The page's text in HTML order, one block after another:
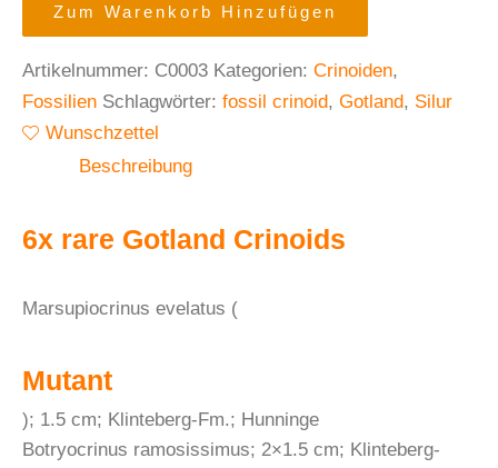
Zum Warenkorb Hinzufügen
Artikelnummer: C0003 Kategorien: Crinoiden,
Fossilien Schlagwörter: fossil crinoid, Gotland, Silur
Wunschzettel
Beschreibung
6x rare Gotland Crinoids
Marsupiocrinus evelatus (
Mutant
); 1.5 cm; Klinteberg-Fm.; Hunninge
Botryocrinus ramosissimus; 2×1.5 cm; Klinteberg-